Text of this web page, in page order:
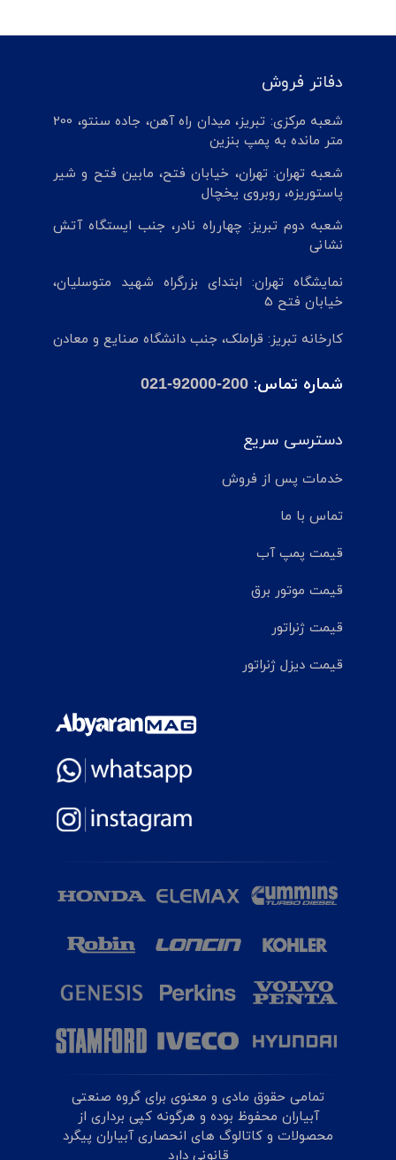
دفاتر فروش
شعبه مرکزی: تبریز، میدان راه آهن، جاده سنتو، 200
متر مانده به پمپ بنزین
شعبه تهران: تهران، خیابان فتح، مابین فتح و شیر
پاستوریزه، روبروی یخچال
شعبه دوم تبریز: چهارراه نادر، جنب ایستگاه آتش
نشانی
نمایشگاه تهران: ابتدای بزرگراه شهید متوسلیان،
خیابان فتح 5
کارخانه تبریز: قراملک، جنب دانشگاه صنایع و معادن
شماره تماس: 021-92000-200
دسترسی سریع
خدمات پس از فروش
تماس با ما
قیمت پمپ آب
قیمت موتور برق
قیمت ژنراتور
قیمت دیزل ژنراتور
تمامی حقوق مادی و معنوی برای گروه صنعتی
آبیاران محفوظ بوده و هرگونه کپی برداری از
محصولات و کاتالوگ های انحصاری آبیاران پیگرد
قانونی دارد